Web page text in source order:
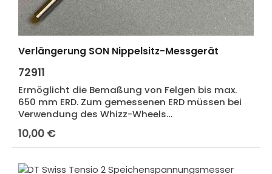
Verlängerung SON Nippelsitz-Messgerät
72911
Ermöglicht die Bemaßung von Felgen bis max.
650 mm ERD. Zum gemessenen ERD müssen bei
Verwendung des Whizz-Wheels
Speichenrechners, oder des DT Swiss
Speichenkalkulators 3 mm addiert werden !
Regulärer Preis:
10,00 €